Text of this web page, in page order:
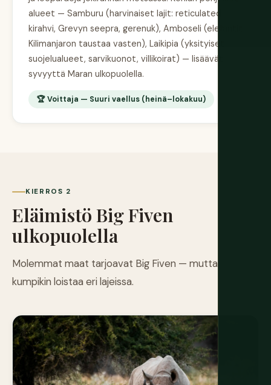
alueet — Samburu (harvinaiset lajit: reticulated
kirahvi, Grevyn seepra, gerenuk), Amboseli (elefantit
Kilimanjaron taustaa vasten), Laikipia (yksityiset
suojelualueet, sarvikuonot, villikoirat) — lisäävät
syvyyttä Maran ulkopuolella.
🏆 Voittaja — Suuri vaellus (heinä–lokakuu)
KIERROS 2
Eläimistö Big Fiven
ulkopuolella
Molemmat maat tarjoavat Big Fiven — mutta
kumpikin loistaa eri lajeissa.